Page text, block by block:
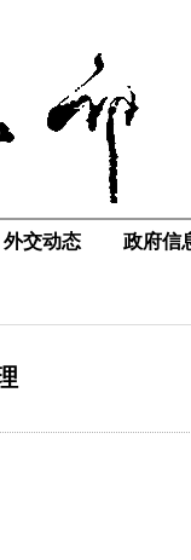
外交动态 政府信